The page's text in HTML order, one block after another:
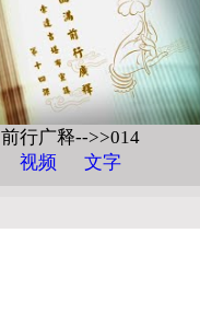
前行广释-->>014
视频
文字